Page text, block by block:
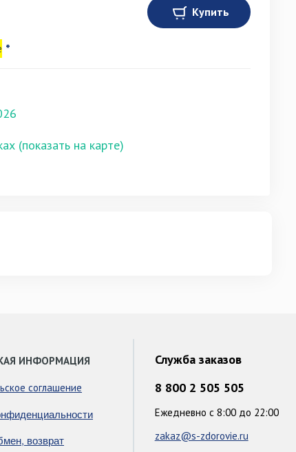
Купить
*
(показать на карте)
ИНФОРМАЦИЯ
соглашение
возврат
Служба заказов
8 800 2 505 505
Ежедневно с 8:00 до 22:00
zakaz@s-zdorovie.ru